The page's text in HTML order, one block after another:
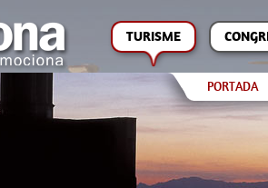
TURISME
PORTADA